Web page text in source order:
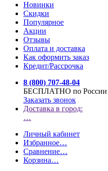
Новинки
Скидки
Популярное
Акции
Отзывы
Оплата и доставка
Как оформить заказ
Кредит/Рассрочка
8 (800) 707-48-04
БЕСПЛАТНО по России
Заказать звонок
Доставка в город:
…
Личный кабинет
Избранное…
Сравнение…
Корзина…